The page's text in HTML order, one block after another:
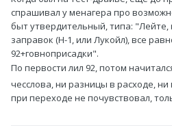
спрашивал у менагера про
быт утвердительный, типа:
заправок (Н-1, или Лукойл), все
92+говноприсадки".
По первости лил 92, потом
чесслова, ни разницы в расходе,
при переходе не почувствовал,